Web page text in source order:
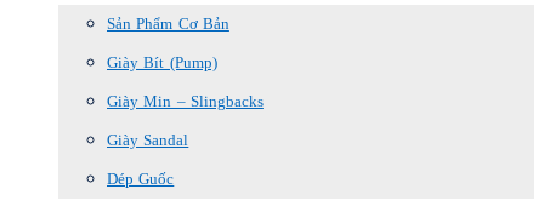
Sản Phẩm Cơ Bản
Giày Bít (Pump)
Giày Min – Slingbacks
Giày Sandal
Dép Guốc